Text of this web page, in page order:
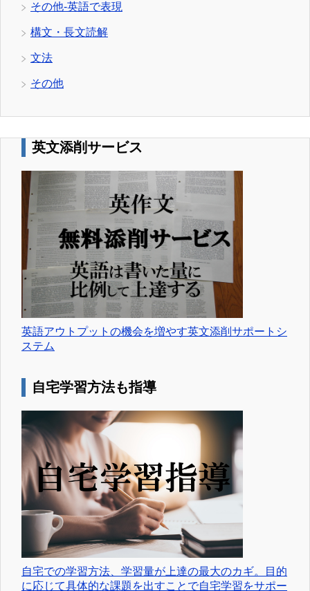
その他-英語で表現
構文・長文読解
文法
その他
英文添削サービス
英語アウトプットの機会を増やす英文添削サポートシ
ステム
自宅学習方法も指導
自宅での学習方法、学習量が上達の最大のカギ。目的
に応じて具体的な課題を出すことで自宅学習をサポー